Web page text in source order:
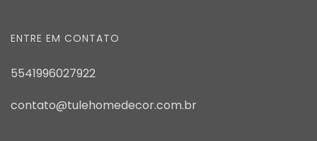
ENTRE EM CONTATO
5541996027922
contato@tulehomedecor.com.br